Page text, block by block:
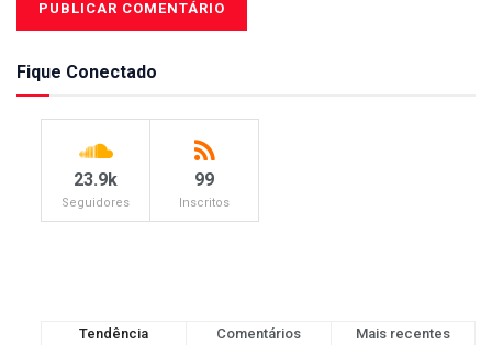
Fique Conectado
23.9k
Seguidores
99
Inscritos
Tendência Comentários Mais recentes